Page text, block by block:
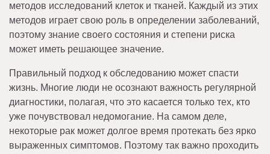
методов исследований клеток и тканей. Каждый из этих
методов играет свою роль в определении заболеваний,
поэтому знание своего состояния и степени риска
может иметь решающее значение.
Правильный подход к обследованию может спасти
жизнь. Многие люди не осознают важность регулярной
диагностики, полагая, что это касается только тех, кто
уже почувствовал недомогание. На самом деле,
некоторые рак может долгое время протекать без ярко
выраженных симптомов. Поэтому так важно проходить